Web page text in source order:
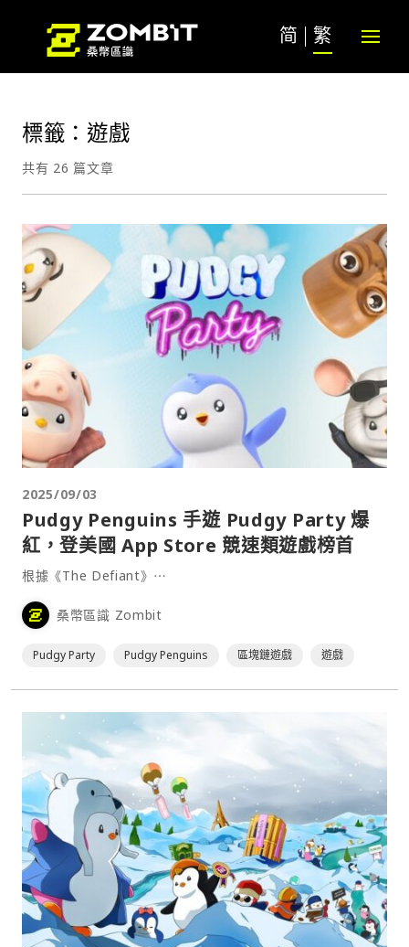
简 繁
標籤：遊戲
共有 26 篇文章
2025/09/03
Pudgy Penguins 手遊 Pudgy Party 爆
紅，登美國 App Store 競速類遊戲榜首
根據《The Defiant》⋯
桑幣區識 Zombit
Pudgy Party Pudgy Penguins 區塊鏈遊戲 遊戲